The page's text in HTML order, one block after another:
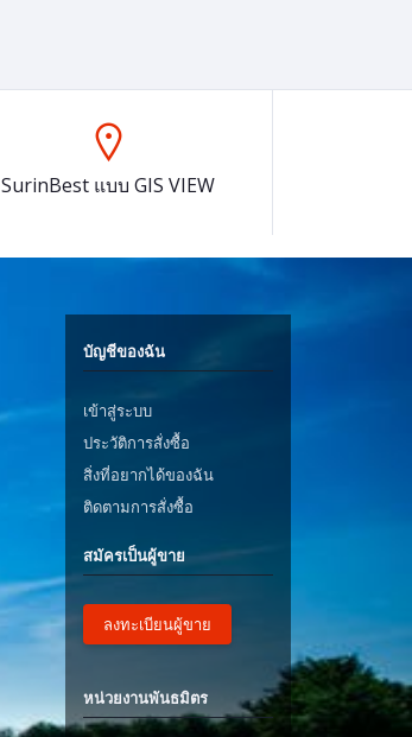
SurinBest แบบ GIS VIEW
บัญชีของฉัน
เข้าสู่ระบบ
ประวัติการสั่งซื้อ
สิ่งที่อยากได้ของฉัน
ติดตามการสั่งซื้อ
สมัครเป็นผู้ขาย
ลงทะเบียนผู้ขาย
หน่วยงานพันธมิตร